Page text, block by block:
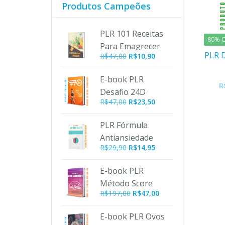
80%
PLR
Produtos Campeões
PLR 101 Receitas
Para Emagrecer
R$47,00 O
original
era:
R$47,00.
R$10,90O
R$10,90.
E-book PLR
Desafio 24D
R$47,00 R$23,50
PLR Fórmula
Antiansiedade
R$29,90 R$14,95
E-book PLR
Método Score
Turbinado
R$197,00 O
original
R$47,00O
atual
E-book PLR Ovos